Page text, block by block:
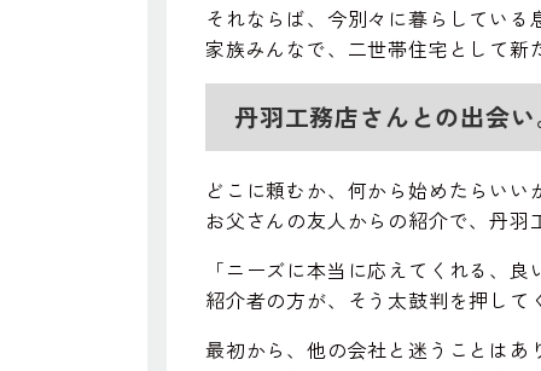
それならば、今別々に暮らしてい
家族みんなで、二世帯住宅として
丹羽工務店さんとの出会い
どこに頼むか、何から始めたらい
お父さんの友人からの紹介で、丹
「ニーズに本当に応えてくれる、
紹介者の方が、そう太鼓判を押して
最初から、他の会社と迷うことはあ